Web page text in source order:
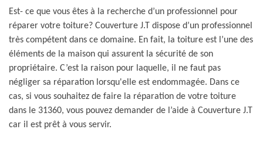
Est- ce que vous êtes à la recherche d’un professionnel pour
réparer votre toiture? Couverture J.T dispose d’un professionnel
très compétent dans ce domaine. En fait, la toiture est l’une des
éléments de la maison qui assurent la sécurité de son
propriétaire. C’est la raison pour laquelle, il ne faut pas
négliger sa réparation lorsqu'elle est endommagée. Dans ce
cas, si vous souhaitez de faire la réparation de votre toiture
dans le 31360, vous pouvez demander de l’aide à Couverture J.T
car il est prêt à vous servir.